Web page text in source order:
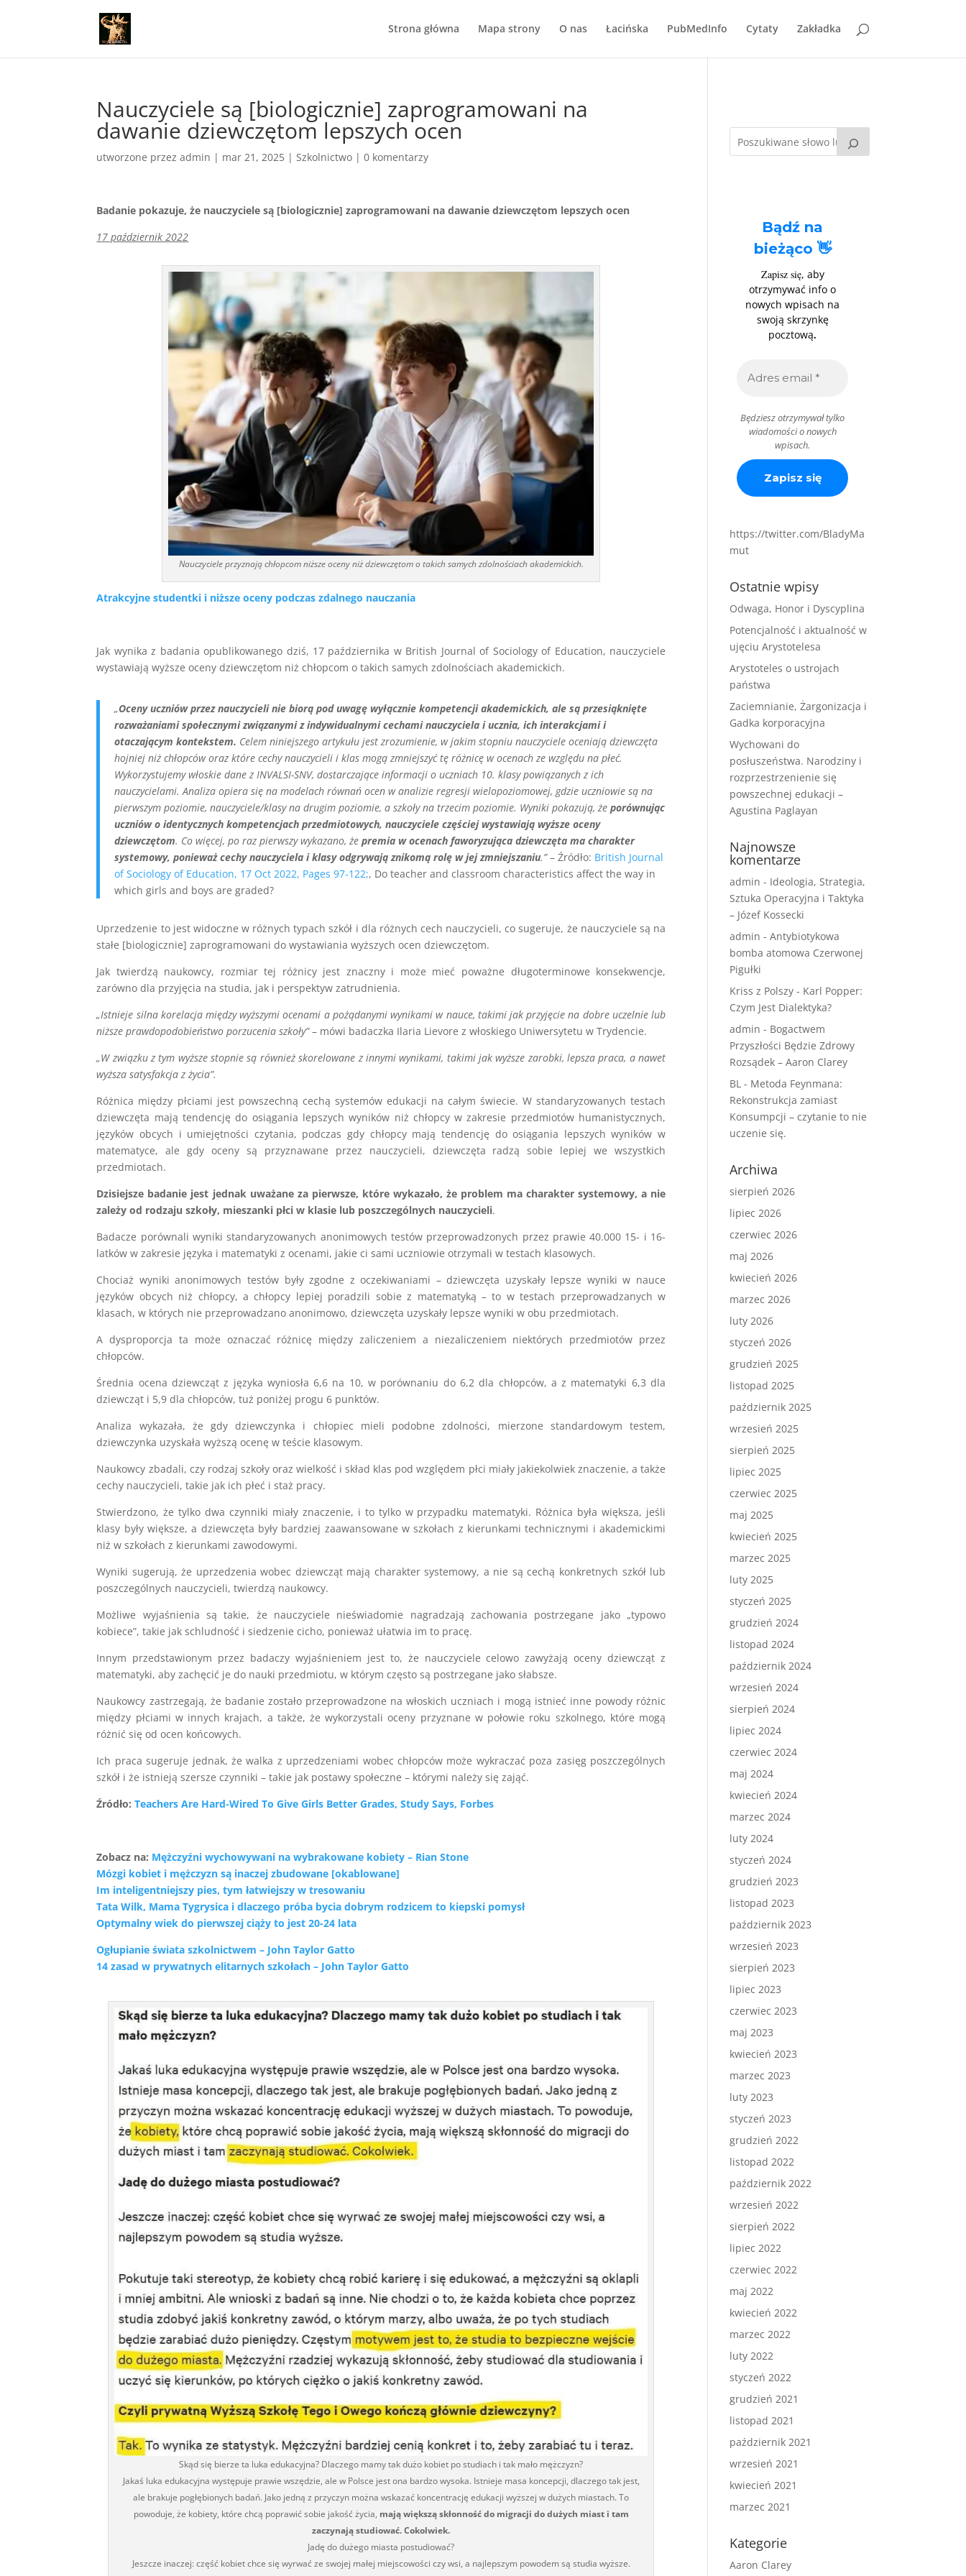
Strona główna Mapa strony O nas Łacińska PubMedInfo Cytaty Zakładka
Nauczyciele są [biologicznie] zaprogramowani na
dawanie dziewczętom lepszych ocen
utworzone przezadmin | mar 21, 2025 |Szkolnictwo |0 komentarzy
Badanie pokazuje, że nauczyciele są [biologicznie] zaprogramowani na dawanie dziewczętom lepszych ocen
17 październik 2022
Nauczyciele przyznają chłopcom niższe oceny niż dziewczętom o takich samych zdolnościach akademickich.
Atrakcyjne studentki i niższe oceny podczas zdalnego nauczania
Jak wynika z badania opublikowanego dziś, 17 października w British Journal of Sociology of Education, nauczyciele
wystawiają wyższe oceny dziewczętom niż chłopcom o takich samych zdolnościach akademickich.
„Oceny uczniów przez nauczycieli nie biorą pod uwagę wyłącznie kompetencji akademickich, ale są przesiąknięte
rozważaniami społecznymi związanymi z indywidualnymi cechami nauczyciela i ucznia, ich interakcjami i
otaczającym kontekstem. Celem niniejszego artykułu jest zrozumienie, w jakim stopniu nauczyciele oceniają dziewczęta
hojniej niż chłopców oraz które cechy nauczycieli i klas mogą zmniejszyć tę różnicę w ocenach ze względu na płeć.
Wykorzystujemy włoskie dane z INVALSI-SNV, dostarczające informacji o uczniach 10. klasy powiązanych z ich
nauczycielami. Analiza opiera się na modelach równań ocen w analizie regresji wielopoziomowej, gdzie uczniowie są na
pierwszym poziomie, nauczyciele/klasy na drugim poziomie, a szkoły na trzecim poziomie. Wyniki pokazują, żeporównując
uczniów o identycznych kompetencjach przedmiotowych, nauczyciele częściej wystawiają wyższe oceny
dziewczętom. Co więcej, po raz pierwszy wykazano, żepremia w ocenach faworyzująca dziewczęta ma charakter
systemowy, ponieważ cechy nauczyciela i klasy odgrywają znikomą rolę w jej zmniejszaniu.”– Źródło: British Journal
of Sociology of Education, 17 Oct 2022, Pages 97-122;, Do teacher and classroom characteristics affect the way in
which girls and boys are graded?
Uprzedzenie to jest widoczne w różnych typach szkół i dla różnych cech nauczycieli, co sugeruje, że nauczyciele są na
stałe [biologicznie] zaprogramowani do wystawiania wyższych ocen dziewczętom.
Jak twierdzą naukowcy, rozmiar tej różnicy jest znaczny i może mieć poważne długoterminowe konsekwencje,
zarówno dla przyjęcia na studia, jak i perspektyw zatrudnienia.
„Istnieje silna korelacja między wyższymi ocenami a pożądanymi wynikami w nauce, takimi jak przyjęcie na dobre uczelnie lub
niższe prawdopodobieństwo porzucenia szkoły”– mówi badaczka Ilaria Lievore z włoskiego Uniwersytetu w Trydencie.
„W związku z tym wyższe stopnie są również skorelowane z innymi wynikami, takimi jak wyższe zarobki, lepsza praca, a nawet
wyższa satysfakcja z życia”.
Różnica między płciami jest powszechną cechą systemów edukacji na całym świecie. W standaryzowanych testach
dziewczęta mają tendencję do osiągania lepszych wyników niż chłopcy w zakresie przedmiotów humanistycznych,
języków obcych i umiejętności czytania, podczas gdy chłopcy mają tendencję do osiągania lepszych wyników w
matematyce, ale gdy oceny są przyznawane przez nauczycieli, dziewczęta radzą sobie lepiej we wszystkich
przedmiotach.
Dzisiejsze badanie jest jednak uważane za pierwsze, które wykazało, że problem ma charakter systemowy, a nie
zależy od rodzaju szkoły, mieszanki płci w klasie lub poszczególnych nauczycieli.
Badacze porównali wyniki standaryzowanych anonimowych testów przeprowadzonych przez prawie 40.000 15- i 16-
latków w zakresie języka i matematyki z ocenami, jakie ci sami uczniowie otrzymali w testach klasowych.
Chociaż wyniki anonimowych testów były zgodne z oczekiwaniami – dziewczęta uzyskały lepsze wyniki w nauce
języków obcych niż chłopcy, a chłopcy lepiej poradzili sobie z matematyką – to w testach przeprowadzanych w
klasach, w których nie przeprowadzano anonimowo, dziewczęta uzyskały lepsze wyniki w obu przedmiotach.
A dysproporcja ta może oznaczać różnicę między zaliczeniem a niezaliczeniem niektórych przedmiotów przez
chłopców.
Średnia ocena dziewcząt z języka wyniosła 6,6 na 10, w porównaniu do 6,2 dla chłopców, a z matematyki 6,3 dla
dziewcząt i 5,9 dla chłopców, tuż poniżej progu 6 punktów.
Analiza wykazała, że gdy dziewczynka i chłopiec mieli podobne zdolności, mierzone standardowym testem,
dziewczynka uzyskała wyższą ocenę w teście klasowym.
Naukowcy zbadali, czy rodzaj szkoły oraz wielkość i skład klas pod względem płci miały jakiekolwiek znaczenie, a także
cechy nauczycieli, takie jak ich płeć i staż pracy.
Stwierdzono, że tylko dwa czynniki miały znaczenie, i to tylko w przypadku matematyki. Różnica była większa, jeśli
klasy były większe, a dziewczęta były bardziej zaawansowane w szkołach z kierunkami technicznymi i akademickimi
niż w szkołach z kierunkami zawodowymi.
Wyniki sugerują, że uprzedzenia wobec dziewcząt mają charakter systemowy, a nie są cechą konkretnych szkół lub
poszczególnych nauczycieli, twierdzą naukowcy.
Możliwe wyjaśnienia są takie, że nauczyciele nieświadomie nagradzają zachowania postrzegane jako „typowo
kobiece”, takie jak schludność i siedzenie cicho, ponieważ ułatwia im to pracę.
Innym przedstawionym przez badaczy wyjaśnieniem jest to, że nauczyciele celowo zawyżają oceny dziewcząt z
matematyki, aby zachęcić je do nauki przedmiotu, w którym często są postrzegane jako słabsze.
Naukowcy zastrzegają, że badanie zostało przeprowadzone na włoskich uczniach i mogą istnieć inne powody różnic
między płciami w innych krajach, a także, że wykorzystali oceny przyznane w połowie roku szkolnego, które mogą
różnić się od ocen końcowych.
Ich praca sugeruje jednak, że walka z uprzedzeniami wobec chłopców może wykraczać poza zasięg poszczególnych
szkół i że istnieją szersze czynniki – takie jak postawy społeczne – którymi należy się zająć.
Źródło:Teachers Are Hard-Wired To Give Girls Better Grades, Study Says, Forbes
Zobacz na: Mężczyźni wychowywani na wybrakowane kobiety – Rian Stone
Mózgi kobiet i mężczyzn są inaczej zbudowane [okablowane]
Im inteligentniejszy pies, tym łatwiejszy w tresowaniu
Tata Wilk, Mama Tygrysica i dlaczego próba bycia dobrym rodzicem to kiepski pomysł
Optymalny wiek do pierwszej ciąży to jest 20-24 lata
Ogłupianie świata szkolnictwem – John Taylor Gatto
14 zasad w prywatnych elitarnych szkołach – John Taylor Gatto
Skąd się bierze ta luka edukacyjna? Dlaczego mamy tak dużo kobiet po studiach i tak mało mężczyzn?
Jakaś luka edukacyjna występuje prawie wszędzie, ale w Polsce jest ona bardzo wysoka. Istnieje masa koncepcji, dlaczego tak jest,
ale brakuje pogłębionych badań. Jako jedną z przyczyn można wskazać koncentrację edukacji wyższej w dużych miastach. To
powoduje, że kobiety, które chcą poprawić sobie jakość życia, mają większą skłonność do migracji do dużych miast i tam
zaczynają studiować. Cokolwiek.
Jadę do dużego miasta postudiować?
Jeszcze inaczej: część kobiet chce się wyrwać ze swojej małej miejscowości czy wsi, a najlepszym powodem są studia wyższe.
Bądź na
bieżąco 👋
Zapisz się, aby
otrzymywać info o
nowych wpisach na
swoją skrzynkę
pocztową.
Będziesz otrzymywał tylko
wiadomości o nowych
wpisach.
https://twitter.com/BladyMa
mut
Ostatnie wpisy
Odwaga, Honor i Dyscyplina
Potencjalność i aktualność w
ujęciu Arystotelesa
Arystoteles o ustrojach
państwa
Zaciemnianie, Żargonizacja i
Gadka korporacyjna
Wychowani do
posłuszeństwa. Narodziny i
rozprzestrzenienie się
powszechnej edukacji –
Agustina Paglayan
Najnowsze
komentarze
admin - Ideologia, Strategia,
Sztuka Operacyjna i Taktyka
– Józef Kossecki
admin -Antybiotykowa
bomba atomowa Czerwonej
Pigułki
Kriss z Polszy - Karl Popper:
Czym Jest Dialektyka?
admin - Bogactwem
Przyszłości Będzie Zdrowy
Rozsądek – Aaron Clarey
BL - Metoda Feynmana:
Rekonstrukcja zamiast
Konsumpcji – czytanie to nie
uczenie się.
Archiwa
sierpień 2026
lipiec 2026
czerwiec 2026
maj 2026
kwiecień 2026
marzec 2026
luty 2026
styczeń 2026
grudzień 2025
listopad 2025
październik 2025
wrzesień 2025
sierpień 2025
lipiec 2025
czerwiec 2025
maj 2025
kwiecień 2025
marzec 2025
luty 2025
styczeń 2025
grudzień 2024
listopad 2024
październik 2024
wrzesień 2024
sierpień 2024
lipiec 2024
czerwiec 2024
maj 2024
kwiecień 2024
marzec 2024
luty 2024
styczeń 2024
grudzień 2023
listopad 2023
październik 2023
wrzesień 2023
sierpień 2023
lipiec 2023
czerwiec 2023
maj 2023
kwiecień 2023
marzec 2023
luty 2023
styczeń 2023
grudzień 2022
listopad 2022
październik 2022
wrzesień 2022
sierpień 2022
lipiec 2022
czerwiec 2022
maj 2022
kwiecień 2022
marzec 2022
luty 2022
styczeń 2022
grudzień 2021
listopad 2021
październik 2021
wrzesień 2021
kwiecień 2021
marzec 2021
Kategorie
Aaron Clarey